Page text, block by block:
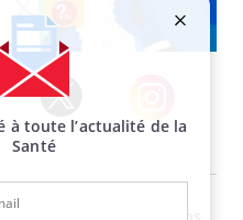
Twitter Instagram
à toute l’actualité de la
Santé